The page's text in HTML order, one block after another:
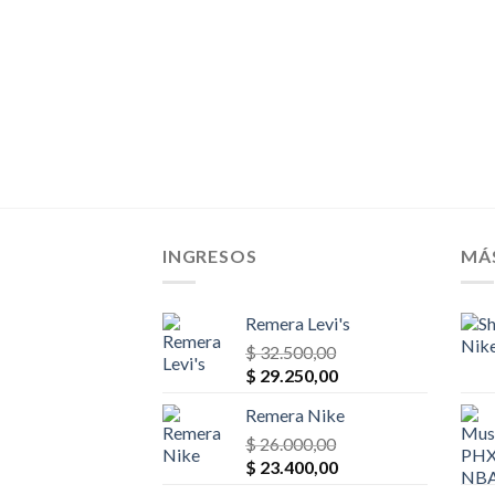
INGRESOS
Remera Levi's
$32.500,00
El
original
era:
$ 32.500,00.
$ 29.250,00El
actual
$ 29.250,00.
Remera Nike
$26.000,00
El
$ 23.400,00El